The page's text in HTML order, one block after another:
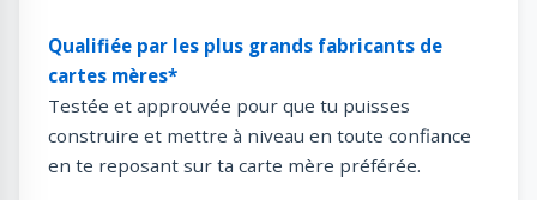
Qualifiée par les plus grands fabricants de
cartes mères*
Testée et approuvée pour que tu puisses
construire et mettre à niveau en toute confiance
en te reposant sur ta carte mère préférée.